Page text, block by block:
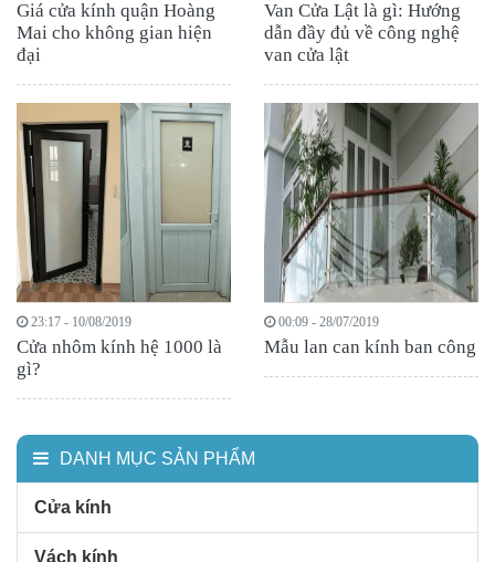
Giá cửa kính quận Hoàng
Mai cho không gian hiện
đại
Van Cửa Lật là gì: Hướng
dẫn đầy đủ về công nghệ
van cửa lật
23:17 - 10/08/2019
Cửa nhôm kính hệ 1000 là
gì?
00:09 - 28/07/2019
Mẫu lan can kính ban công
DANH MỤC SẢN PHẨM
Cửa kính
Vách kính